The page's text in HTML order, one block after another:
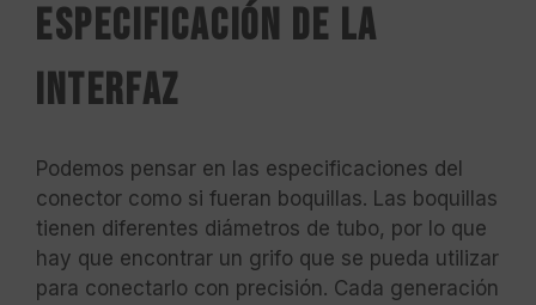
Especificación de la
interfaz
Podemos pensar en las especificaciones del
conector como si fueran boquillas. Las boquillas
tienen diferentes diámetros de tubo, por lo que
hay que encontrar un grifo que se pueda utilizar
para conectarlo con precisión. Cada generación